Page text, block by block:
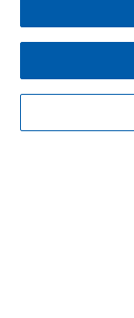
$ 1628,90